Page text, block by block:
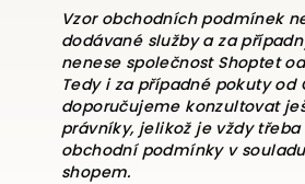
Vzor obchodních podmínek
dodávané služby a za
nenese společnost Shoptet
Tedy i za případné pokuty od
doporučujeme konzultovat
právníky, jelikož je vždy
obchodní podmínky v
shopem.